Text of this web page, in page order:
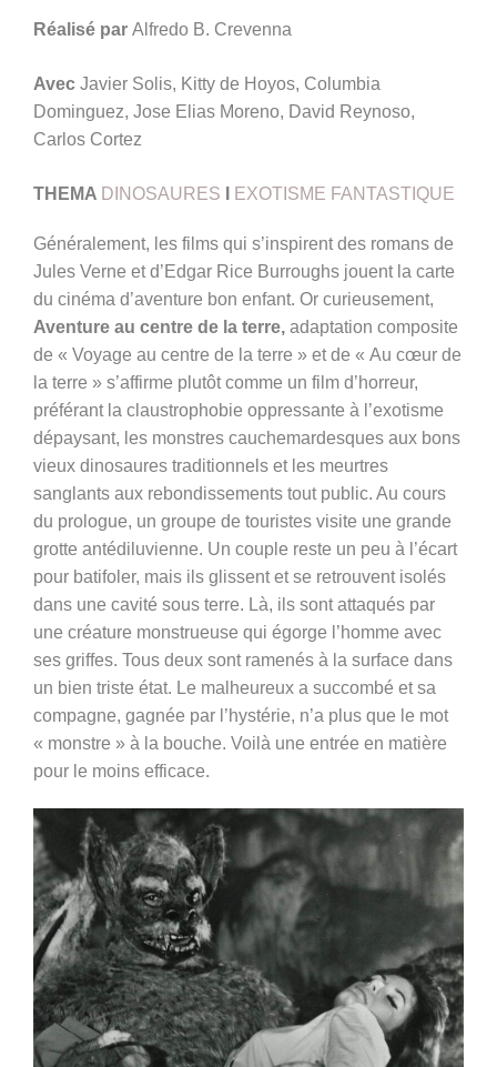
Réalisé par Alfredo B. Crevenna
Avec Javier Solis, Kitty de Hoyos, Columbia
Dominguez, Jose Elias Moreno, David Reynoso,
Carlos Cortez
THEMA DINOSAURES EXOTISME FANTASTIQUE
Généralement, les films qui s’inspirent des romans de
Jules Verne et d’Edgar Rice Burroughs jouent la carte
du cinéma d’aventure bon enfant. Or curieusement,
Aventure au centre de la terre, adaptation composite
de « Voyage au centre de la terre » et de « Au cœur de
la terre » s’affirme plutôt comme un film d’horreur,
préférant la claustrophobie oppressante à l’exotisme
dépaysant, les monstres cauchemardesques aux bons
vieux dinosaures traditionnels et les meurtres
sanglants aux rebondissements tout public. Au cours
du prologue, un groupe de touristes visite une grande
grotte antédiluvienne. Un couple reste un peu à l’écart
pour batifoler, mais ils glissent et se retrouvent isolés
dans une cavité sous terre. Là, ils sont attaqués par
une créature monstrueuse qui égorge l’homme avec
ses griffes. Tous deux sont ramenés à la surface dans
un bien triste état. Le malheureux a succombé et sa
compagne, gagnée par l’hystérie, n’a plus que le mot
« monstre » à la bouche. Voilà une entrée en matière
pour le moins efficace.